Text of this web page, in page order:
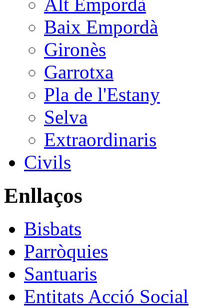
Baix Empordà
Gironès
Garrotxa
Pla de l'Estany
Selva
Extraordinaris
Civils
Enllaços
Bisbats
Parròquies
Santuaris
Entitats Acció Social